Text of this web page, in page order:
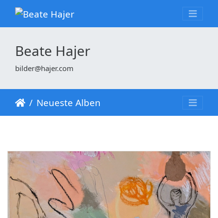
Beate Hajer
bilder@hajer.com
Neueste Alben